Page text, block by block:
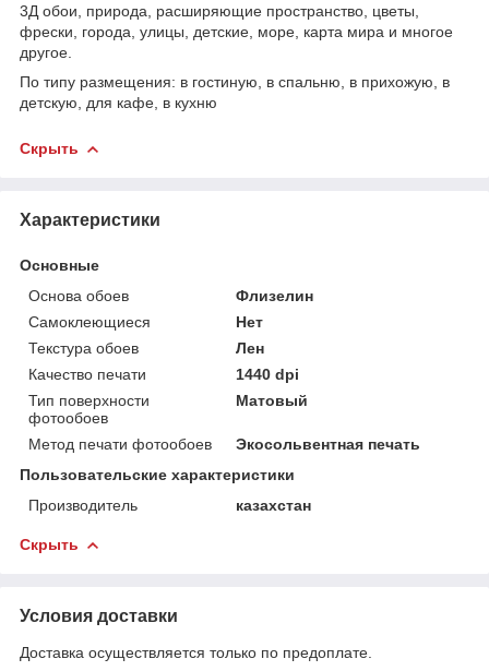
3Д обои, природа, расширяющие пространство, цветы,
фрески, города, улицы, детские, море, карта мира и многое
другое.
По типу размещения: в гостиную, в спальню, в прихожую, в
детскую, для кафе, в кухню
Скрыть
Характеристики
Основные
Основа обоев
Флизелин
Самоклеющиеся
Нет
Текстура обоев
Лен
Качество печати
1440 dpi
Тип поверхности
фотообоев
Матовый
Метод печати фотообоев
Экосольвентная печать
Пользовательские характеристики
Производитель
казахстан
Скрыть
Условия доставки
Доставка осуществляется только по предоплате.